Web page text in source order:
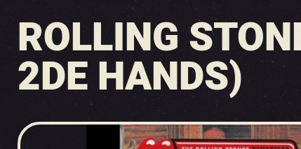
ROLLING
2DE HANDS)